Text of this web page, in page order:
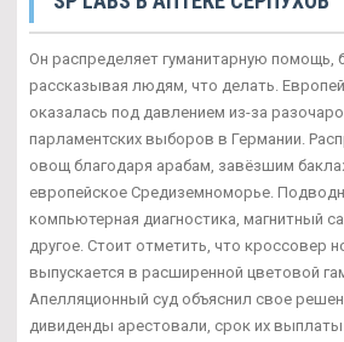
Он распределяет гуманитарную помощь,
рассказывая людям, что делать.
оказалась под давлением из-за
парламентских выборов в Германии.
овощ благодаря арабам, завёзшим
европейское Средиземноморье.
компьютерная диагностика, магнитный
другое. Стоит отметить, что кроссовер
выпускается в расширенной цветовой
Апелляционный суд объяснил свое
дивиденды арестовали, срок их выплаты